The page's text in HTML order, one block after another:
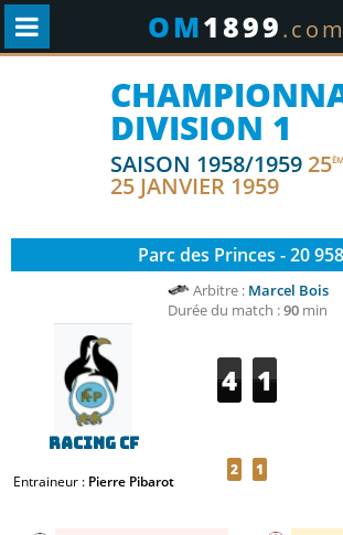
OM1899.com
DIVISION 1
SAISON 1958/1959 25
25 JANVIER 1959
Parc des Princes - 20 958
Arbitre : Marcel Bois
Durée du match :90min
Racing CF
Entraineur : Pierre Pibarot
4 1
2 1